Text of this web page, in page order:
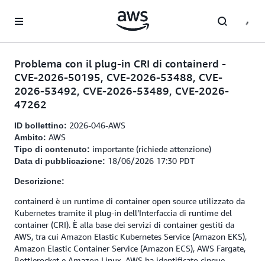
Problema con il plug-in CRI di containerd -
CVE-2026-50195, CVE-2026-53488, CVE-
2026-53492, CVE-2026-53489, CVE-2026-
47262
ID bollettino: 2026-046-AWS
Ambito: AWS
Tipo di contenuto: importante (richiede attenzione)
Data di pubblicazione: 18/06/2026 17:30 PDT
Descrizione:
containerd è un runtime di container open source utilizzato da
Kubernetes tramite il plug-in dell’Interfaccia di runtime del
container (CRI). È alla base dei servizi di container gestiti da
AWS, tra cui Amazon Elastic Kubernetes Service (Amazon EKS),
Amazon Elastic Container Service (Amazon ECS), AWS Fargate,